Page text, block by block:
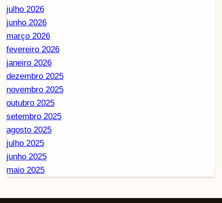
julho 2026
junho 2026
março 2026
fevereiro 2026
janeiro 2026
dezembro 2025
novembro 2025
outubro 2025
setembro 2025
agosto 2025
julho 2025
junho 2025
maio 2025